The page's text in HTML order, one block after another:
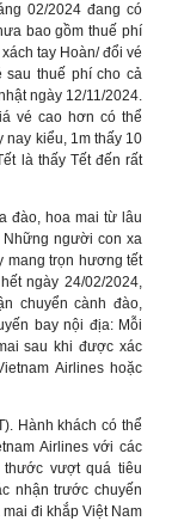
02/2024 đang có
bao gồm thuế phí
tay Hoàn/ đổi vé
sau thuế phí cho cả
ngày 12/11/2024.
vé cao hơn có thể
nay kiểu, 1m thấy 10
là thấy Tết đến rất
đào, hoa mai từ lâu
người con xa
mang trọn hương tết
ngày 24/02/2024,
chuyển cành đào,
bay nội địa: Mỗi
sau khi được xác
Airlines hoặc
Hành khách có thể
Airlines với các
thước vượt quá tiêu
nhận trước chuyến
đi khắp Việt Nam